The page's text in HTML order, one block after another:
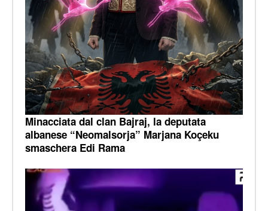
Minacciata dal clan Bajraj, la deputata
albanese “Neomalsorja” Marjana Koçeku
smaschera Edi Rama